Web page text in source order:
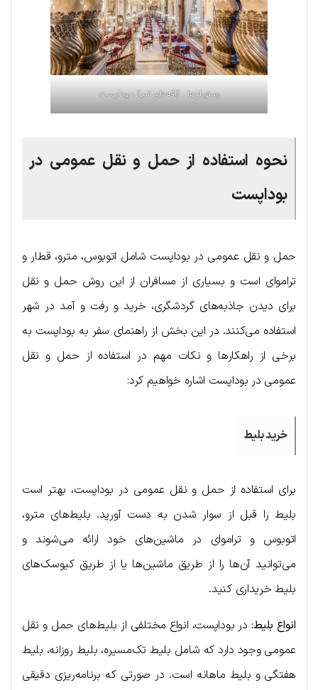
رستوران‌ها . کافه‌های شیک بوداپست
نحوه استفاده از حمل و نقل عمومی در
بوداپست
حمل و نقل عمومی در بوداپست شامل اتوبوس، مترو، قطار و
تراموای است و بسیاری از مسافران از این روش حمل و نقل
برای دیدن جاذبه‌های گردشگری، خرید و رفت و آمد در شهر
استفاده می‌کنند. در این بخش از راهنمای سفر به بوداپست به
برخی از راهکارها و نکات مهم در استفاده از حمل و نقل
عمومی در بوداپست اشاره خواهیم کرد:
خرید بلیط
برای استفاده از حمل و نقل عمومی در بوداپست، بهتر است
بلیط را قبل از سوار شدن به دست آورید. بلیط‌های مترو،
اتوبوس و تراموای در ماشین‌های خود ارائه می‌شوند و
می‌توانید آن‌ها را از طریق ماشین‌ها یا از طریق کیوسک‌های
بلیط خریداری کنید.
انواع بلیط: در بوداپست، انواع مختلفی از بلیط‌های حمل و نقل
عمومی وجود دارد که شامل بلیط تک‌مسیره، بلیط روزانه، بلیط
هفتگی و بلیط ماهانه است. در صورتی که برنامه‌ریزی دقیقی